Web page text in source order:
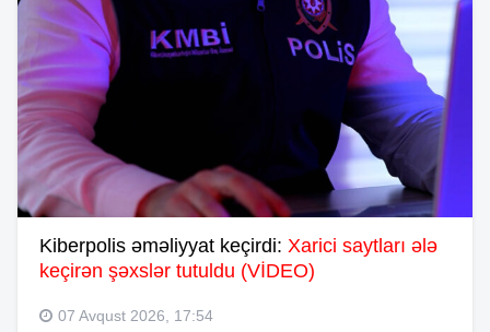
Kiberpolis əməliyyat keçirdi: Xarici saytları ələ
keçirən şəxslər tutuldu (VİDEO)
07 Avqust 2026, 17:54